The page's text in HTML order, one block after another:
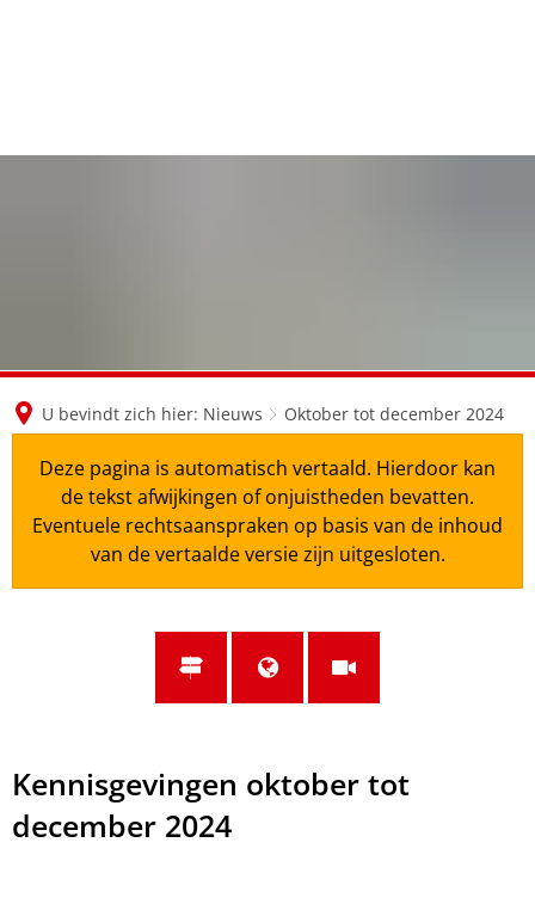
de
U bevindt zich hier: Nieuws Oktober tot december 2024
Deze pagina is automatisch vertaald. Hierdoor kan
de tekst afwijkingen of onjuistheden bevatten.
Eventuele rechtsaanspraken op basis van de inhoud
van de vertaalde versie zijn uitgesloten.
Oktober
tot
Kennisgevingen oktober tot
december 2024